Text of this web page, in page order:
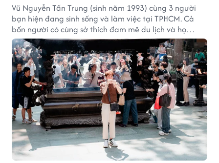
Vũ Nguyễn Tấn Trung (sinh năm 1993) cùng 3 người
bạn hiện đang sinh sống và làm việc tại TPHCM. Cả
bốn người có cùng sở thích đam mê du lịch và họ
quyết định đồng hành khám phá Trung Quốc để có
những kỉ niệm đáng nhớ tại đất nước này.